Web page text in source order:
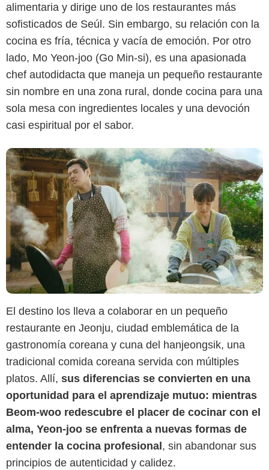
alimentaria y dirige uno de los restaurantes más
sofisticados de Seúl. Sin embargo, su relación con la
cocina es fría, técnica y vacía de emoción. Por otro
lado, Mo Yeon-joo (Go Min-si), es una apasionada
chef autodidacta que maneja un pequeño restaurante
sin nombre en una zona rural, donde cocina para una
sola mesa con ingredientes locales y una devoción
casi espiritual por el sabor.
Netflix
El destino los lleva a colaborar en un pequeño
restaurante en Jeonju, ciudad emblemática de la
gastronomía coreana y cuna del hanjeongsik, una
tradicional comida coreana servida con múltiples
platos. Allí, sus diferencias se convierten en una
oportunidad para el aprendizaje mutuo: mientras
Beom-woo redescubre el placer de cocinar con el
alma, Yeon-joo se enfrenta a nuevas formas de
entender la cocina profesional , sin abandonar sus
principios de autenticidad y calidez.